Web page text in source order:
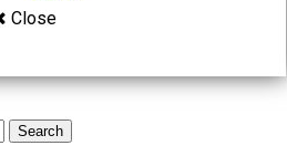
Close
Search